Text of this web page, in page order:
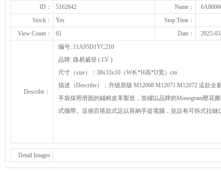
ID： 5162842 Name：
Stock：
Yes
Stop Time：
View Count：
61 Date： 2025-
Describe：
编号: 11A95D1YC210
品牌: 路易威登 ( LV )
尺寸（size）：38x33x10（W长*H高*D宽）cm
描述（Describe）：升级原版 M12068 M12071 M12072 這款
手袋採用滑面的鋪棉皮革製造，並綴以品牌的Monogram壓花
式攜帶。這個百搭款式足以容納手提電腦，並設有可拆式拉鏈
Detail Images